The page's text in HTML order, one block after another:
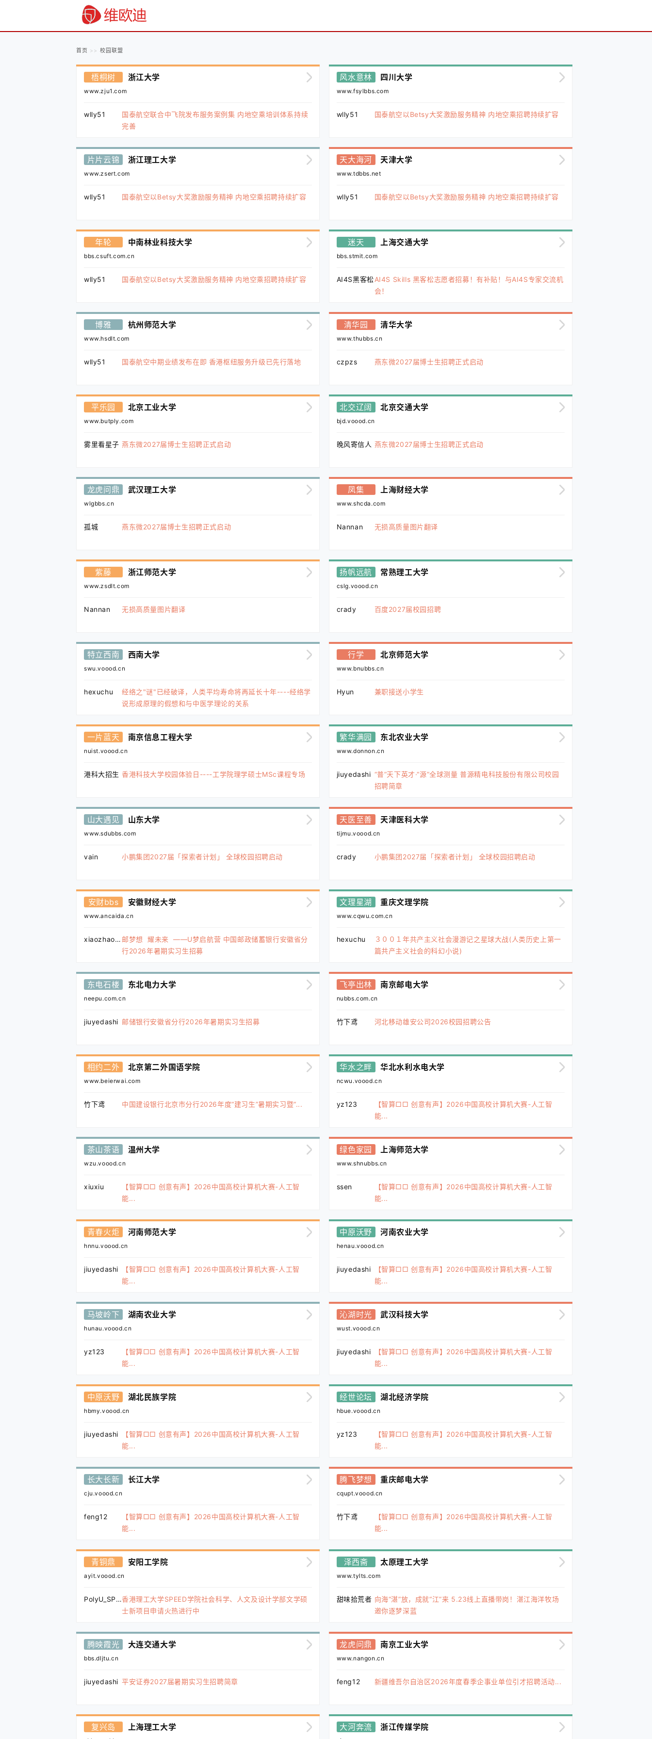
首页 校园联盟
梧桐树 浙江大学
www.zju1.com
wlly51
国泰航空联合中飞院发布服务案例集 内地空乘培训体系持续
完善
风水意林 四川大学
www.fsylbbs.com
wlly51 国泰航空以Betsy大奖激励服务精神 内地空乘招聘持续扩容
片片云锦 浙江理工大学
www.zsert.com
wlly51 国泰航空以Betsy大奖激励服务精神 内地空乘招聘持续扩容
天大海河 天津大学
www.tdbbs.net
wlly51 国泰航空以Betsy大奖激励服务精神 内地空乘招聘持续扩容
年轮 中南林业科技大学
bbs.csuft.com.cn
wlly51 国泰航空以Betsy大奖激励服务精神 内地空乘招聘持续扩容
迷天 上海交通大学
bbs.stmit.com
AI4S黑客松AI4S Skills 黑客松志愿者招募！有补贴！与AI4S专家交流机
会！
博雅 杭州师范大学
www.hsdlt.com
wlly51 国泰航空中期业绩发布在即 香港枢纽服务升级已先行落地
清华园 清华大学
www.thubbs.cn
czpzs 燕东微2027届博士生招聘正式启动
平乐园 北京工业大学
www.butply.com
雾里看星子 燕东微2027届博士生招聘正式启动
北交辽阔 北京交通大学
bjd.voood.cn
晚风寄信人 燕东微2027届博士生招聘正式启动
龙虎问鼎 武汉理工大学
wlgbbs.cn
孤城 燕东微2027届博士生招聘正式启动
凤集 上海财经大学
www.shcda.com
Nannan 无损高质量图片翻译
紫藤 浙江师范大学
www.zsdlt.com
Nannan 无损高质量图片翻译
扬帆远航 常熟理工大学
cslg.voood.cn
crady 百度2027届校园招聘
特立西南 西南大学
swu.voood.cn
hexuchu
经络之"谜"已经破译，人类平均寿命将再延长十年----经络学
说形成原理的假想和与中医学理论的关系
行学 北京师范大学
www.bnubbs.cn
Hyun 兼职接送小学生
一片蓝天 南京信息工程大学
nuist.voood.cn
港科大招生 香港科技大学校园体验日----工学院理学硕士MSc课程专场
繁华满园 东北农业大学
www.donnon.cn
jiuyedashi “普”天下英才·“源”全球测量 普源精电科技股份有限公司校园
招聘简章
山大遇见 山东大学
www.sdubbs.com
vain 小鹏集团2027届「探索者计划」 全球校园招聘启动
天医至善 天津医科大学
tijmu.voood.cn
crady 小鹏集团2027届「探索者计划」 全球校园招聘启动
安财bbs 安徽财经大学
www.ancaida.cn
xiaozhao123 邮梦想 耀未来 ——U梦启航营 中国邮政储蓄银行安徽省分
行2026年暑期实习生招募
文理星湖 重庆文理学院
www.cqwu.com.cn
hexuchu
３００１年共产主义社会漫游记之星球大战(人类历史上第一
篇共产主义社会的科幻小说)
东电石楼 东北电力大学
neepu.com.cn
jiuyedashi 邮储银行安徽省分行2026年暑期实习生招募
飞亭出林 南京邮电大学
nubbs.com.cn
竹下鸢 河北移动雄安公司2026校园招聘公告
相约二外 北京第二外国语学院
www.beierwai.com
竹下鸢 中国建设银行北京市分行2026年度“建习生”暑期实习暨“...
华水之畔 华北水利水电大学
ncwu.voood.cn
yz123
【智算□□ 创意有声】2026中国高校计算机大赛-人工智
能...
茶山茶语 温州大学
wzu.voood.cn
xiuxiu
【智算□□ 创意有声】2026中国高校计算机大赛-人工智
能...
绿色家园 上海师范大学
www.shnubbs.cn
ssen
【智算□□ 创意有声】2026中国高校计算机大赛-人工智
能...
青春火炬 河南师范大学
hnnu.voood.cn
jiuyedashi
【智算□□ 创意有声】2026中国高校计算机大赛-人工智
能...
中原沃野 河南农业大学
henau.voood.cn
jiuyedashi
【智算□□ 创意有声】2026中国高校计算机大赛-人工智
能...
马坡岭下 湖南农业大学
hunau.voood.cn
yz123
【智算□□ 创意有声】2026中国高校计算机大赛-人工智
能...
沁湖时光 武汉科技大学
wust.voood.cn
jiuyedashi
【智算□□ 创意有声】2026中国高校计算机大赛-人工智
能...
中原沃野 湖北民族学院
hbmy.voood.cn
jiuyedashi
【智算□□ 创意有声】2026中国高校计算机大赛-人工智
能...
经世论坛 湖北经济学院
hbue.voood.cn
yz123
【智算□□ 创意有声】2026中国高校计算机大赛-人工智
能...
长大长新 长江大学
cju.voood.cn
feng12
【智算□□ 创意有声】2026中国高校计算机大赛-人工智
能...
腾飞梦想 重庆邮电大学
cqupt.voood.cn
竹下鸢
【智算□□ 创意有声】2026中国高校计算机大赛-人工智
能...
青铜鼎 安阳工学院
ayit.voood.cn
PolyU_SPEED香港理工大学SPEED学院社会科学、人文及设计学部文学硕
士新项目申请火热进行中
泽西斋 太原理工大学
www.tylts.com
甜味拾荒者 向海“湛”放，成就“江”来 5.23线上直播带岗！湛江海洋牧场
邀你逐梦深蓝
腾映霞光 大连交通大学
bbs.dljtu.cn
jiuyedashi 平安证券2027届暑期实习生招聘简章
龙虎问鼎 南京工业大学
www.nangon.cn
feng12 新疆维吾尔自治区2026年度春季企事业单位引才招聘活动...
复兴岛 上海理工大学 大河奔流 浙江传媒学院